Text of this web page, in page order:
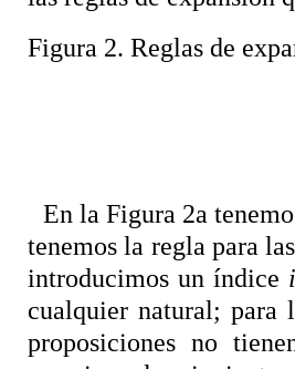
Figura 2. Reglas de
En la Figura 2a
tenemos la regla para
introducimos un índice i
cualquier natural; para
proposiciones no